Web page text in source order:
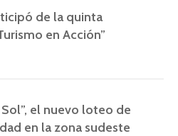
de la quinta
en Acción”
el nuevo loteo de
en la zona sudeste